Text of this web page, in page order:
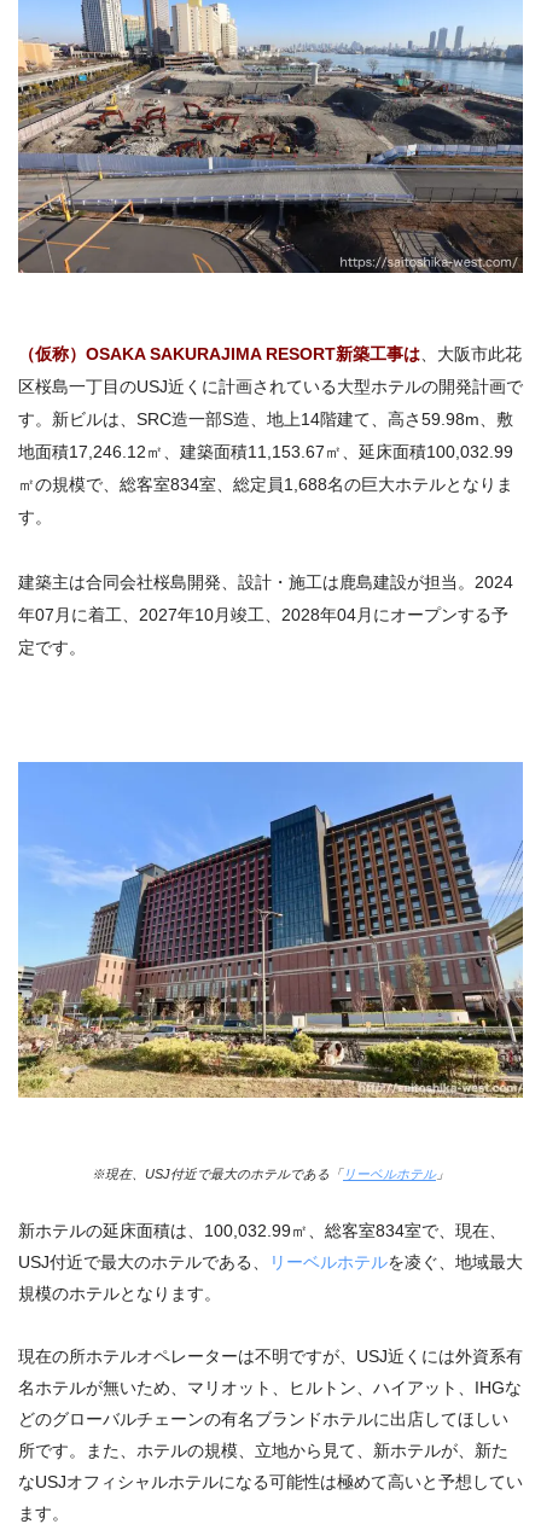
（仮称）OSAKA SAKURAJIMA RESORT新築工事は 、大阪市此花
区桜島一丁目のUSJ近くに計画されている大型ホテルの開発計画で
す。新ビルは、SRC造一部S造、地上14階建て、高さ59.98m、敷
地面積17,246.12㎡、建築面積11,153.67㎡、延床面積100,032.99
㎡の規模で、総客室834室、総定員1,688名の巨大ホテルとなりま
す。
建築主は合同会社桜島開発、設計・施工は鹿島建設が担当。2024
年07月に着工、2027年10月竣工、2028年04月にオープンする予
定です。
※現在、USJ付近で最大のホテルである「リーベルホテル」
新ホテルの延床面積は、100,032.99㎡、総客室834室で、現在、
USJ付近で最大のホテルである、
リーベルホテルを凌ぐ、地域最大
規模のホテルとなります。
現在の所ホテルオペレーターは不明ですが、USJ近くには外資系有
名ホテルが無いため、マリオット、ヒルトン、ハイアット、IHGな
どのグローバルチェーンの有名ブランドホテルに出店してほしい
所です。また、ホテルの規模、立地から見て、新ホテルが、新た
なUSJオフィシャルホテルになる可能性は極めて高いと予想してい
ます。